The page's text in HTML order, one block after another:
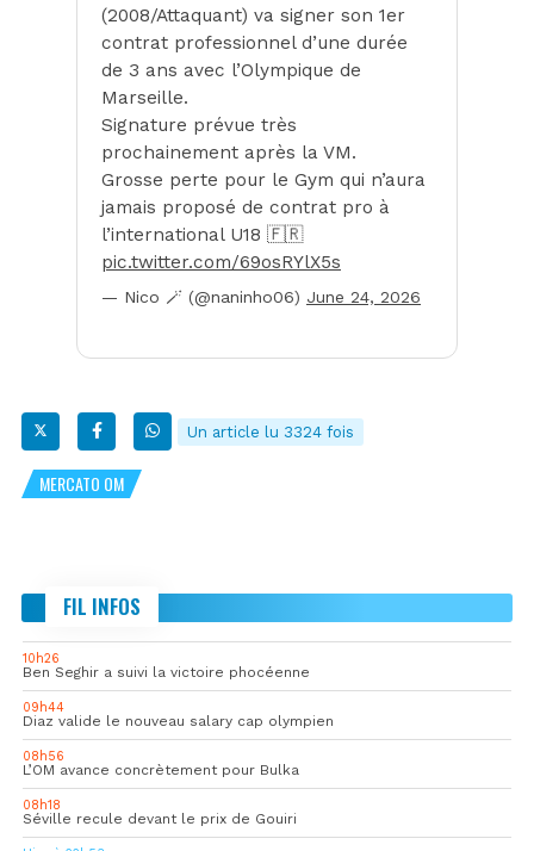
(2008/Attaquant) va signer son 1er
contrat professionnel d’une durée
de 3 ans avec l’Olympique de
Marseille.
Signature prévue très
prochainement après la VM.
Grosse perte pour le Gym qui n’aura
jamais proposé de contrat pro à
l’international U18 🇫🇷
pic.twitter.com/69osRYlX5s
— Nico 🪄 (@naninho06) June 24, 2026
Un article lu 3324 fois
MERCATO OM
FIL INFOS
10h26
Ben Seghir a suivi la victoire phocéenne
09h44
Diaz valide le nouveau salary cap olympien
08h56
L’OM avance concrètement pour Bulka
08h18
Séville recule devant le prix de Gouiri